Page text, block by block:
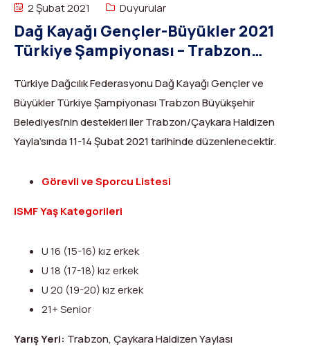
Yönetim Kurulu
İdari Personel
İl Temsilcileri
Kurullar
Federasyon Logosu
Dağ Kayağı
Buz Tırmanışı
Kanyoning
Yüksek Dağ Koşusu
Kulüp Eğitim Başvuruları ve Uygulama Adımları
Formlar
İlanlar
Türkiye ‘nin Dağları
Tırmanış Raporları
Anti-Doping
Mevzuat
Harç ve Katılım Payları
Rotalar
Arşivler
Video
Görevli Başvurusu
TDF Yayın/Kitap Başvurusu
Kimlik Başvurusu
DYS Şifre
DYS İlk Giriş ve Şifre (Kulüp)
DYS İlk Giriş ve Şifre (Sporcu, Antrenör, Hakem vb.)
DYS Şifre Başvuru Formu (Sadece Kulüp Yetkilileri)
Turkish ▼
2 Şubat 2021 Duyurular
Dağ Kayağı Gençler-Büyükler 2021
Türkiye Şampiyonası – Trabzon
Türkiye Dağcılık Federasyonu Dağ Kayağı Gençler ve
Büyükler Türkiye Şampiyonası Trabzon Büyükşehir
Belediyesi’nin destekleri iler Trabzon/Çaykara Haldizen
Yayla’sında 11-14 Şubat 2021 tarihinde düzenlenecektir.
Görevli ve Sporcu Listesi
ISMF Yaş Kategorileri
U 16 (15-16) kız erkek
U 18 (17-18) kız erkek
U 20 (19-20) kız erkek
21+ Senior
Yarış Yeri: Trabzon, Çaykara Haldizen Yaylası